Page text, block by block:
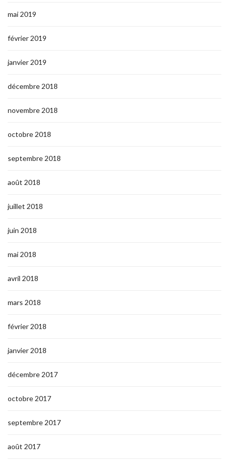
mai 2019
février 2019
janvier 2019
décembre 2018
novembre 2018
octobre 2018
septembre 2018
août 2018
juillet 2018
juin 2018
mai 2018
avril 2018
mars 2018
février 2018
janvier 2018
décembre 2017
octobre 2017
septembre 2017
août 2017